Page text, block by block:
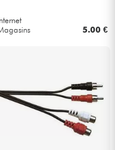
5.00 €